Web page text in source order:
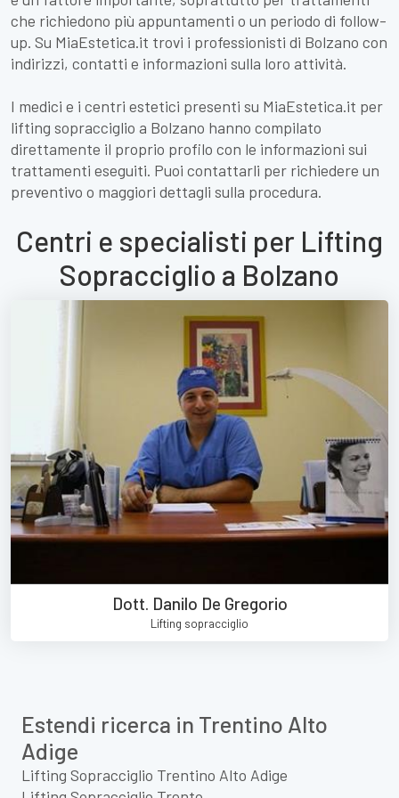
che richiedono più appuntamenti o un periodo di follow-
up. Su MiaEstetica.it trovi i professionisti di Bolzano con
indirizzi, contatti e informazioni sulla loro attività.
I medici e i centri estetici presenti su MiaEstetica.it per
lifting sopracciglio a Bolzano hanno compilato
direttamente il proprio profilo con le informazioni sui
trattamenti eseguiti. Puoi contattarli per richiedere un
preventivo o maggiori dettagli sulla procedura.
Centri e specialisti per Lifting
Sopracciglio a Bolzano
Dott. Danilo De Gregorio
Lifting sopracciglio
Estendi ricerca in Trentino Alto
Adige
Lifting Sopracciglio Trentino Alto Adige